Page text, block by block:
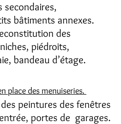
secondaires,
bâtiments annexes.
des
piédroits,
bandeau d’étage.
place des menuiseries.
peintures des fenêtres
portes de garages.